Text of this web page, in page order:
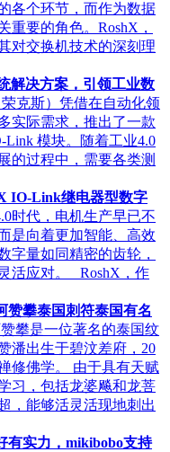
各个环节，而作为数据
重要的角色。RoshX，
对交换机技术的深刻理
解决方案，引领工业数
克斯）凭借在自动化领
实际需求，推出了一款
模块。随着工业4.0
的过程中，需要各类测
IO-Link继电器型数字
时代，电机生产早已不
是向着更加智能、高效
字量如同精密的齿轮，
活应对。 RoshX，作
赞攀泰国刺符泰国有名
赞攀是一位著名的泰国纹
潘出生于碧汶差府，20
修佛学。‌ 由于具有天赋
习，包括龙婆飚和龙菩
，能够活灵活现地刺出
有实力，mikibobo支持